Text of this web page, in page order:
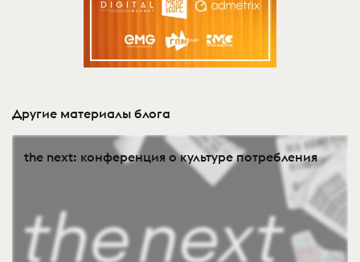
Другие материалы блога
the next: конференция о культуре потребления